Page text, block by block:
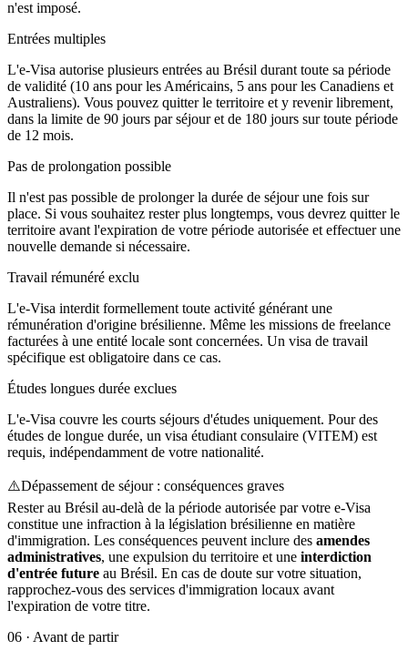
n'est imposé.
Entrées multiples
L'e-Visa autorise plusieurs entrées au Brésil durant toute sa période
de validité (10 ans pour les Américains, 5 ans pour les Canadiens et
Australiens). Vous pouvez quitter le territoire et y revenir librement,
dans la limite de 90 jours par séjour et de 180 jours sur toute période
de 12 mois.
Pas de prolongation possible
Il n'est pas possible de prolonger la durée de séjour une fois sur
place. Si vous souhaitez rester plus longtemps, vous devrez quitter le
territoire avant l'expiration de votre période autorisée et effectuer une
nouvelle demande si nécessaire.
Travail rémunéré exclu
L'e-Visa interdit formellement toute activité générant une
rémunération d'origine brésilienne. Même les missions de freelance
facturées à une entité locale sont concernées. Un visa de travail
spécifique est obligatoire dans ce cas.
Études longues durée exclues
L'e-Visa couvre les courts séjours d'études uniquement. Pour des
études de longue durée, un visa étudiant consulaire (VITEM) est
requis, indépendamment de votre nationalité.
⚠️Dépassement de séjour : conséquences graves
Rester au Brésil au-delà de la période autorisée par votre e-Visa
constitue une infraction à la législation brésilienne en matière
d'immigration. Les conséquences peuvent inclure des amendes
administratives, une expulsion du territoire et une interdiction
d'entrée future au Brésil. En cas de doute sur votre situation,
rapprochez-vous des services d'immigration locaux avant
l'expiration de votre titre.
06 · Avant de partir